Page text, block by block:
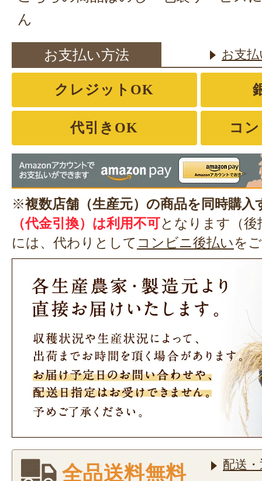
ん
お支払い方法 お支
クレジットOK
代引きOK コ
※複数店舗（生産元）の商品を同時購入
（代金引換）は利用不可 となります（
には、代わりとして コンビニ後払いを
全品送料無料
配送